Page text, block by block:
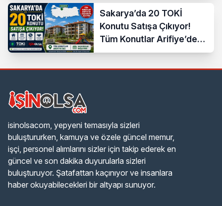
Sakarya’da 20 TOKİ
Konutu Satışa Çıkıyor!
Tüm Konutlar Arifiye’de
Başvuruya Açılıyor
isinolsacom, yepyeni temasıyla sizleri
buluştururken, kamuya ve özele güncel memur,
işçi, personel alımlarını sizler için takip ederek en
güncel ve son dakika duyurularla sizleri
buluşturuyor. Şatafattan kaçınıyor ve insanlara
haber okuyabilecekleri bir altyapı sunuyor.